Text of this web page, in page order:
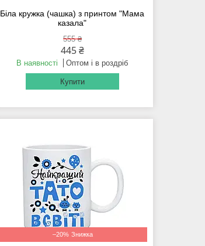
Біла кружка (чашка) з принтом "Мама
казала"
555 ₴
445 ₴
В наявності Оптом і в роздріб
Купити
–20%